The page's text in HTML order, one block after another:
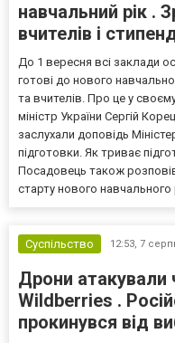
навчальний рік .
вчителів і
До 1 вересня всі заклади
готові до нового
та вчителів. Про це у
міністр України Сергій
заслухали доповідь
підготовки. Як триває
Посадовець також
старту нового
Суспільство 12:53, 7
Дрони атакували
Wildberries .
прокинувся від